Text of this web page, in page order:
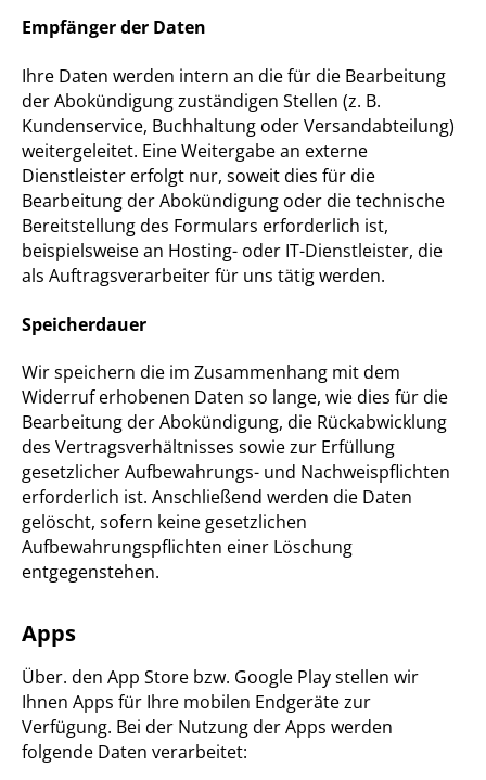
Empfänger der Daten
Ihre Daten werden intern an die für die Bearbeitung
der Abokündigung zuständigen Stellen (z. B.
Kundenservice, Buchhaltung oder Versandabteilung)
weitergeleitet. Eine Weitergabe an externe
Dienstleister erfolgt nur, soweit dies für die
Bearbeitung der Abokündigung oder die technische
Bereitstellung des Formulars erforderlich ist,
beispielsweise an Hosting- oder IT-Dienstleister, die
als Auftragsverarbeiter für uns tätig werden.
Speicherdauer
Wir speichern die im Zusammenhang mit dem
Widerruf erhobenen Daten so lange, wie dies für die
Bearbeitung der Abokündigung, die Rückabwicklung
des Vertragsverhältnisses sowie zur Erfüllung
gesetzlicher Aufbewahrungs- und Nachweispflichten
erforderlich ist. Anschließend werden die Daten
gelöscht, sofern keine gesetzlichen
Aufbewahrungspflichten einer Löschung
entgegenstehen.
Apps
Über. den App Store bzw. Google Play stellen wir
Ihnen Apps für Ihre mobilen Endgeräte zur
Verfügung. Bei der Nutzung der Apps werden
folgende Daten verarbeitet: